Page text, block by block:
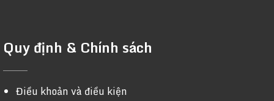
Quy định & Chính sách
Điều khoản và điều kiện